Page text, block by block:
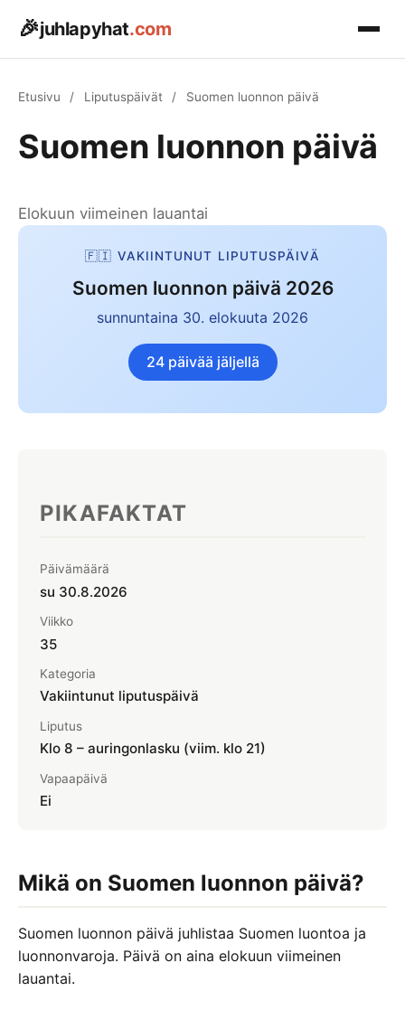
🎉juhlapyhat.com
Äitienpäivä
Palmusunnuntai
Aprillipäivä 1.4.
Laskiainen
MERKKIPÄIVÄT
📅 Mitä tänään on?
Päivän kalenteritiedot
🗓️ Kalenteri 2026
Koko vuoden kalenteri
🏖️ Arkipyhät 2026
Pyhäpäivät & vapaapäivät
Suomen liputuspäivät
Astronomia ▾
Kevät, kesä, syksy, talvi
Kuukalenteri & superkuut
Blogi
Etusivu / Liputuspäivät / Suomen luonnon päivä
Suomen luonnon päivä
Elokuun viimeinen lauantai
🇫🇮 VAKIINTUNUT LIPUTUSPÄIVÄ
Suomen luonnon päivä 2026
sunnuntaina 30. elokuuta 2026
24 päivää jäljellä
PIKAFAKTAT
Päivämäärä
su 30.8.2026
Viikko
35
Kategoria
Vakiintunut liputuspäivä
Liputus
Klo 8 – auringonlasku (viim. klo 21)
Vapaapäivä
Ei
Mikä on Suomen luonnon päivä?
Suomen luonnon päivä juhlistaa Suomen luontoa ja
luonnonvaroja. Päivä on aina elokuun viimeinen
lauantai.